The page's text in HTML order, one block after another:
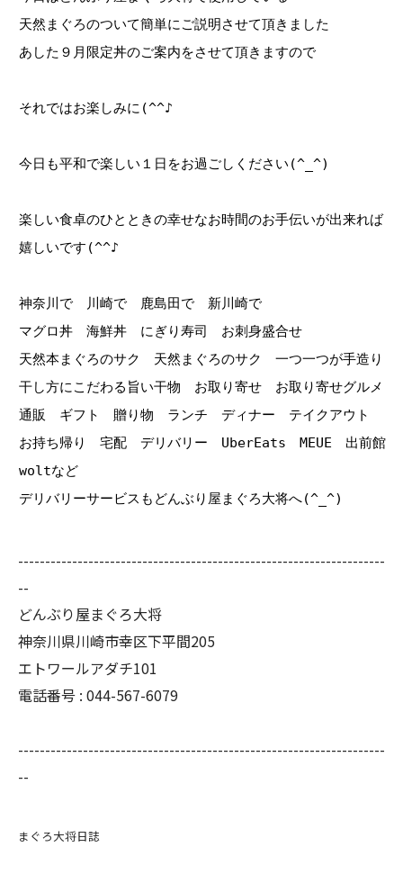
天然まぐろのついて簡単にご説明させて頂きました
あした９月限定丼のご案内をさせて頂きますので
それではお楽しみに(^^♪
今日も平和で楽しい１日をお過ごしください(^_^)
楽しい食卓のひとときの幸せなお時間のお手伝いが出来れば
嬉しいです(^^♪
神奈川で 川崎で 鹿島田で 新川崎で
マグロ丼 海鮮丼 にぎり寿司 お刺身盛合せ
天然本まぐろのサク 天然まぐろのサク 一つ一つが手造り
干し方にこだわる旨い干物 お取り寄せ お取り寄せグルメ
通販 ギフト 贈り物 ランチ ディナー テイクアウト
お持ち帰り 宅配 デリバリー UberEats MEUE 出前館
woltなど
デリバリーサービスもどんぶり屋まぐろ大将へ(^_^)
--------------------------------------------------------------------
--
どんぶり屋まぐろ大将
神奈川県川崎市幸区下平間205
エトワールアダチ101
電話番号 : 044-567-6079
--------------------------------------------------------------------
--
まぐろ大将日誌